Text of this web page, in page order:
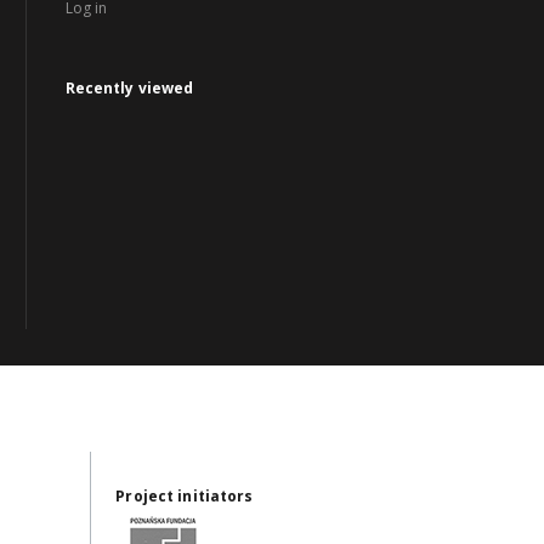
Log in
Recently viewed
Project initiators